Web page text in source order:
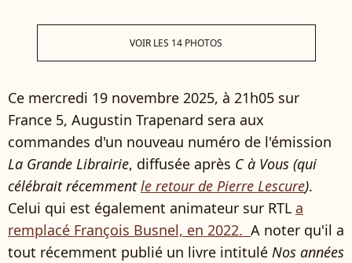
VOIR LES 14 PHOTOS
Ce mercredi 19 novembre 2025, à 21h05 sur
France 5, Augustin Trapenard sera aux
commandes d'un nouveau numéro de l'émission
La Grande Librairie, diffusée après C à Vous (qui
célébrait récemmentle retour de Pierre Lescure).
Celui qui est également animateur sur RTL a
remplacé François Busnel, en 2022. A noter qu'il a
tout récemment publié un livre intitulé Nos années